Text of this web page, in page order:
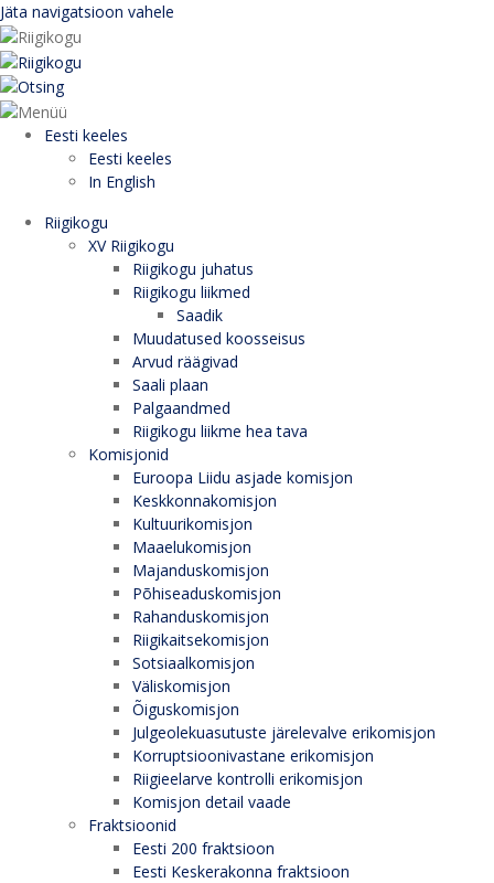
Jäta navigatsioon vahele
Eesti keeles
Eesti keeles
In English
Riigikogu
XV Riigikogu
Riigikogu juhatus
Riigikogu liikmed
Saadik
Muudatused koosseisus
Arvud räägivad
Saali plaan
Palgaandmed
Riigikogu liikme hea tava
Komisjonid
Euroopa Liidu asjade komisjon
Keskkonnakomisjon
Kultuurikomisjon
Maaelukomisjon
Majanduskomisjon
Põhiseaduskomisjon
Rahanduskomisjon
Riigikaitsekomisjon
Sotsiaalkomisjon
Väliskomisjon
Õiguskomisjon
Julgeolekuasutuste järelevalve erikomisjon
Korruptsioonivastane erikomisjon
Riigieelarve kontrolli erikomisjon
Komisjon detail vaade
Fraktsioonid
Eesti 200 fraktsioon
Eesti Keskerakonna fraktsioon